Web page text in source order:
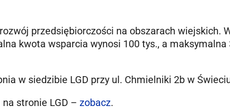
przedsiębiorczości na obszarach wiejskich.
kwota wsparcia wynosi 100 tys., a maksymalna
w siedzibie LGD przy ul. Chmielniki 2b w
stronie LGD – zobacz.